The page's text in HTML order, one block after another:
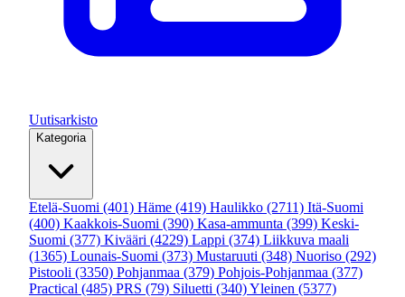
Uutisarkisto
Kategoria
Etelä-Suomi (401) Häme (419) Haulikko (2711) Itä-Suomi
(400) Kaakkois-Suomi (390) Kasa-ammunta (399) Keski-
Suomi (377) Kivääri (4229) Lappi (374) Liikkuva maali
(1365) Lounais-Suomi (373) Mustaruuti (348) Nuoriso (292)
Pistooli (3350) Pohjanmaa (379) Pohjois-Pohjanmaa (377)
Practical (485) PRS (79) Siluetti (340)Yleinen (5377)